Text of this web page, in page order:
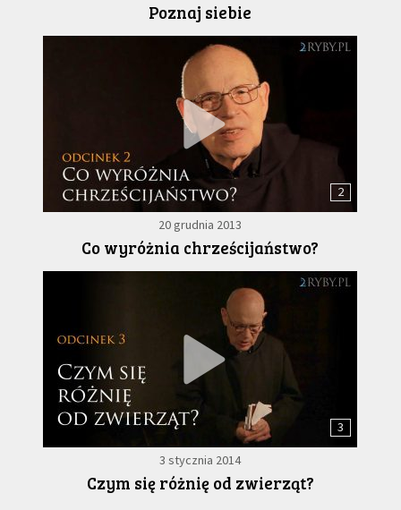
Poznaj siebie
2
20 grudnia 2013
Co wyróżnia chrześcijaństwo?
3
3 stycznia 2014
Czym się różnię od zwierząt?